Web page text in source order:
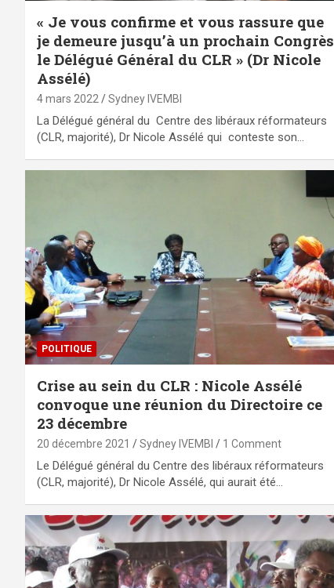
« Je vous confirme et vous rassure que
je demeure jusqu’à un prochain Congrès
le Délégué Général du CLR » (Dr Nicole
Assélé)
4 mars 2022 Sydney IVEMBI
La Délégué général du Centre des libéraux réformateurs
(CLR, majorité), Dr Nicole Assélé qui conteste son…
POLITIQUE
Crise au sein du CLR : Nicole Assélé
convoque une réunion du Directoire ce
23 décembre
20 décembre 2021 Sydney IVEMBI 1 Comment
Le Délégué général du Centre des libéraux réformateurs
(CLR, majorité), Dr Nicole Assélé, qui aurait été…